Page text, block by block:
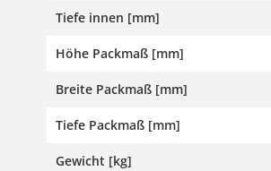
Tiefe innen [mm]
Höhe Packmaß [mm]
Breite Packmaß [mm]
Tiefe Packmaß [mm]
Gewicht [kg]